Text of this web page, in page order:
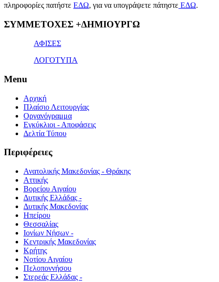
πληροφορίες πατήστε ΕΔΩ, για να υπογράψετε πάτηστε ΕΔΩ.
1x
ΣΥΜΜΕΤΟΧΕΣ +ΔΗΜΙΟΥΡΓΩ
ΑΦΙΣΕΣ
ΛΟΓΟΤΥΠΑ
Menu
Αρχική
Πλαίσιο Λειτουργίας
Οργανόγραμμα
Εγκύκλιοι - Αποφάσεις
Δελτία Τύπου
Περιφέρειες
Ανατολικής Μακεδονίας - Θράκης
Αττικής
Βορείου Αιγαίου
Δυτικής Ελλάδας -
Δυτικής Μακεδονίας
Ηπείρου
Θεσσαλίας
Ιονίων Νήσων -
Κεντρικής Μακεδονίας
Κρήτης
Νοτίου Αιγαίου
Πελοποννήσου
Στερεάς Ελλάδας -